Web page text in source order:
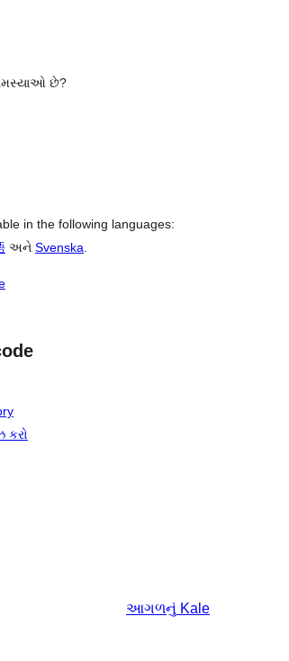
છે?
in the following languages:
અને Svenska
કરો
આગળનું Kale